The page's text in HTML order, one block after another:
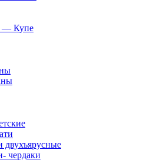
Купе
двухъярусные
чердаки